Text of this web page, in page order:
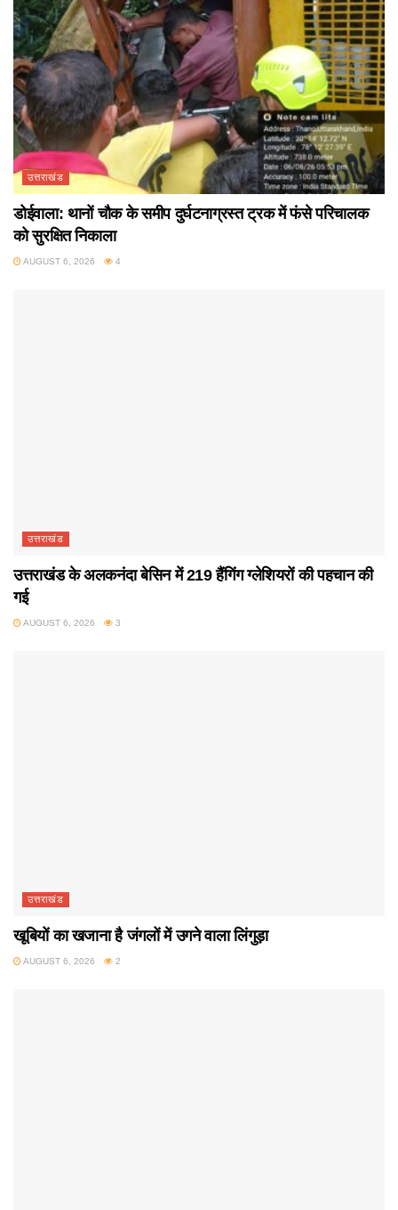
उत्तराखंड
डोईवाला: थानों चौक के समीप दुर्घटनाग्रस्त ट्रक में फंसे परिचालक
को सुरक्षित निकाला
AUGUST 6, 2026 4
उत्तराखंड
उत्तराखंड के अलकनंदा बेसिन में 219 हैंगिंग ग्लेशियरों की पहचान की
गई
AUGUST 6, 2026 3
उत्तराखंड
खूबियों का खजाना है जंगलों में उगने वाला लिंगुड़ा
AUGUST 6, 2026 2